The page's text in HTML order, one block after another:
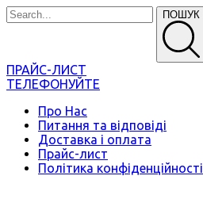
ПОШУК
ПРАЙС-ЛИСТ
ТЕЛЕФОНУЙТЕ
Про Нас
Питання та відповіді
Доставка і оплата
Прайс-лист
Політика конфіденційності